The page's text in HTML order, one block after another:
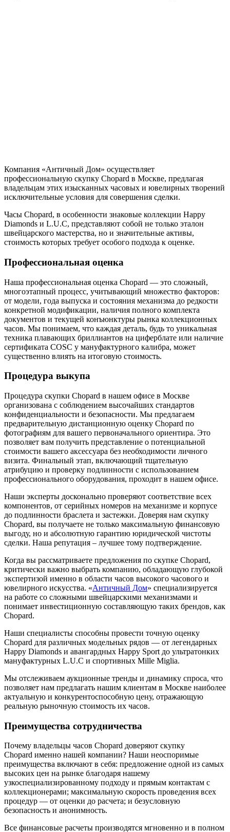
Компания «Античный Дом» осуществляет
профессиональную скупку Chopard в Москве, предлагая
владельцам этих изысканных часовых и ювелирных творений
исключительные условия для совершения сделки.
Часы Chopard, в особенности знаковые коллекции Happy
Diamonds и L.U.C, представляют собой не только эталон
швейцарского мастерства, но и значительные активы,
стоимость которых требует особого подхода к оценке.
Профессиональная оценка
Наша профессиональная оценка Chopard — это сложный,
многоэтапный процесс, учитывающий множество факторов:
от модели, года выпуска и состояния механизма до редкости
конкретной модификации, наличия полного комплекта
документов и текущей конъюнктуры рынка коллекционных
часов. Мы понимаем, что каждая деталь, будь то уникальная
техника плавающих бриллиантов на циферблате или наличие
сертификата COSC у мануфактурного калибра, может
существенно влиять на итоговую стоимость.
Процедура выкупа
Процедура скупки Chopard в нашем офисе в Москве
организована с соблюдением высочайших стандартов
конфиденциальности и безопасности. Мы предлагаем
предварительную дистанционную оценку Chopard по
фотографиям для вашего первоначального ориентира. Это
позволяет вам получить представление о потенциальной
стоимости вашего аксессуара без необходимости личного
визита. Финальный этап, включающий тщательную
атрибуцию и проверку подлинности с использованием
профессионального оборудования, проходит в нашем офисе.
Наши эксперты досконально проверяют соответствие всех
компонентов, от серийных номеров на механизме и корпусе
до подлинности браслета и застежки. Доверяя нам скупку
Chopard, вы получаете не только максимальную финансовую
выгоду, но и абсолютную гарантию юридической чистоты
сделки. Наша репутация – лучшее тому подтверждение.
Когда вы рассматриваете предложения по скупке Chopard,
критически важно выбрать компанию, обладающую глубокой
экспертизой именно в области часов высокого часового и
ювелирного искусства. «Античный Дом» специализируется
на работе со сложными швейцарскими механизмами и
понимает инвестиционную составляющую таких брендов, как
Chopard.
Наши специалисты способны провести точную оценку
Chopard для различных модельных рядов — от легендарных
Happy Diamonds и авангардных Happy Sport до ультратонких
мануфактурных L.U.C и спортивных Mille Miglia.
Мы отслеживаем аукционные тренды и динамику спроса, что
позволяет нам предлагать нашим клиентам в Москве наиболее
актуальную и конкурентоспособную цену, отражающую
реальную рыночную стоимость их часов.
Преимущества сотрудничества
Почему владельцы часов Chopard доверяют скупку
Chopard именно нашей компании? Наши неоспоримые
преимущества включают в себя: предложение одной из самых
высоких цен на рынке благодаря нашему
узкоспециализированному подходу и прямым контактам с
коллекционерами; максимальную скорость проведения всех
процедур — от оценки до расчета; и безусловную
безопасность и анонимность.
Все финансовые расчеты производятся мгновенно и в полном